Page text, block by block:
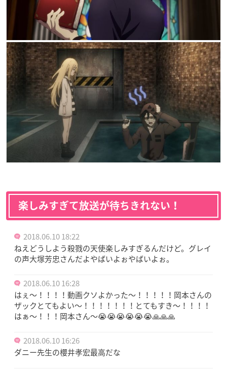
楽しみすぎて放送が待ちきれない！
2018.06.10 18:22
ねえどうしよう殺戮の天使楽しみすぎるんだけど。グレイ
の声大塚芳忠さんだよやばいよぉやばいよぉ。
2018.06.10 16:28
はぇ〜！！！！動画クソよかった〜！！！！！岡本さんの
ザックとてもよい〜！！！！！！！とてもすき〜！！！！
はぁ〜！！！岡本さん〜😭😭😭😭😭😭🙏🙏🙏
2018.06.10 16:26
ダニー先生の櫻井孝宏最高だな